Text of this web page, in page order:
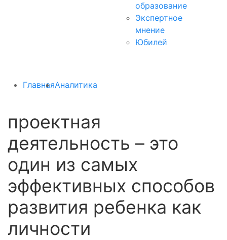
образование
Экспертное
мнение
Юбилей
ГлавнаяАналитика
проектная
деятельность – это
один из самых
эффективных способов
развития ребенка как
личности